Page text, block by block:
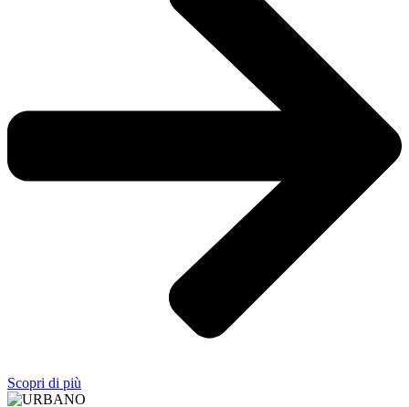
Scopri di più